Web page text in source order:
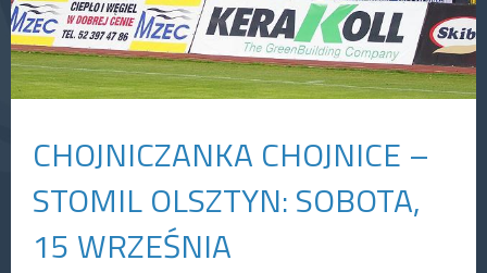
CHOJNICZANKA CHOJNICE –
STOMIL OLSZTYN: SOBOTA,
15 WRZEŚNIA